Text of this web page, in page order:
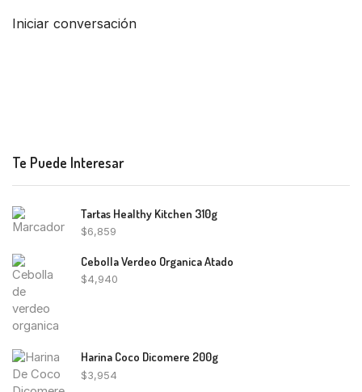
Iniciar conversación
Te Puede Interesar
Tartas Healthy Kitchen 310g
$6,859
Cebolla Verdeo Organica Atado
$4,940
Harina Coco Dicomere 200g
$3,954